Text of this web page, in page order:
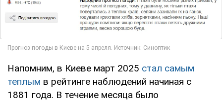
Напомним, в Киеве март 2025 стал самым
теплым в рейтинге наблюдений начиная с
1881 года. В течение месяца было